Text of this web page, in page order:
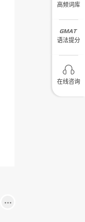
高频词库
语法提分
在线咨询